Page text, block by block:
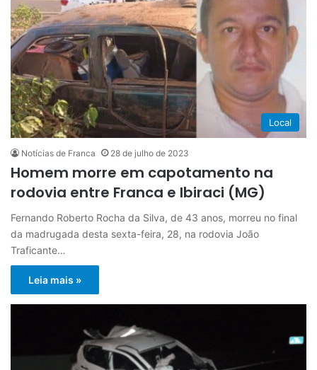
Local
Notícias de Franca 28 de julho de 2023
Homem morre em capotamento na
rodovia entre Franca e Ibiraci (MG)
Fernando Roberto Rocha da Silva, de 43 anos, morreu no final
da madrugada desta sexta-feira, 28, na rodovia João
Traficante…
Leia mais »